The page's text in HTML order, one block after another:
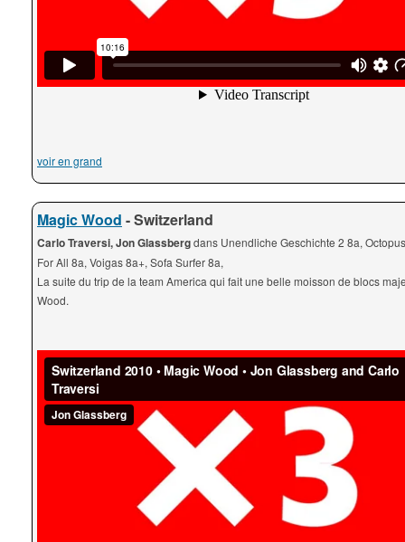
voir en grand
Magic Wood - Switzerland
Carlo Traversi, Jon Glassbergdans Unendliche Geschichte 2 8a,
For All 8a, Voigas 8a+, Sofa Surfer 8a,
La suite du trip de la team America qui fait une belle moisson de blocs
Wood.